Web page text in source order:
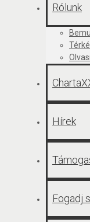
Rólunk
Hírek
Fogadj